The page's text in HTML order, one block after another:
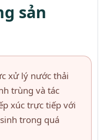
sản
xử lý nước thải
trùng và tác
xúc trực tiếp với
trong quá